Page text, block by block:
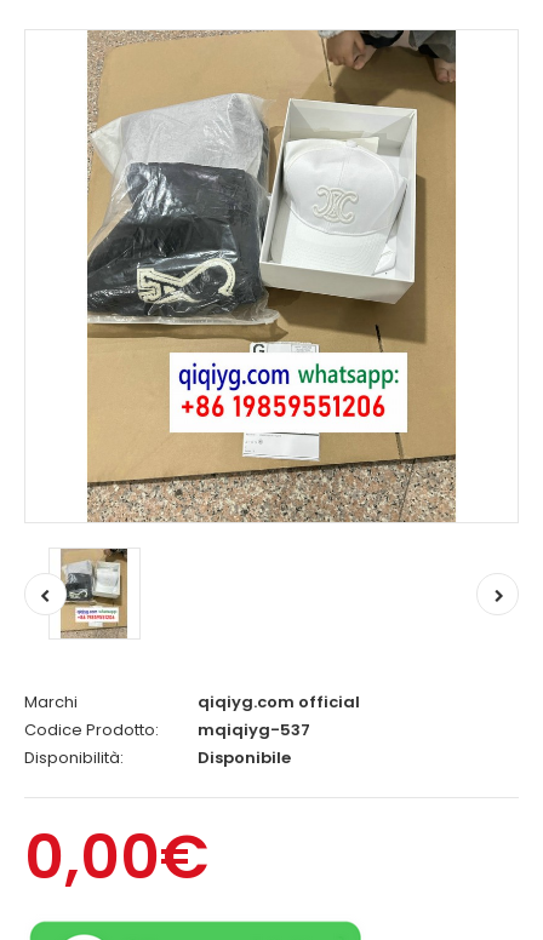
Marchi
qiqiyg.com official
Codice Prodotto:
mqiqiyg-537
Disponibilità:
Disponibile
0,00€